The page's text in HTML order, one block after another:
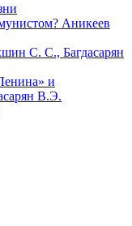
Аникеев
С. С., Багдасарян
и
В.Э.